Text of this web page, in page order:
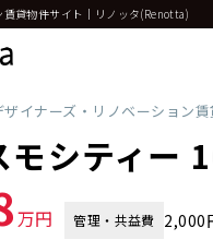
貸物件サイト｜リノッタ(Renotta)
ザイナーズ・リノベーション
モシティー
万円 管理・共益費 2,000